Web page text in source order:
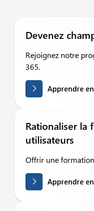
Devenez
Rejoignez notre
365.
Apprendre
Rationaliser la
utilisateurs
Offrir une
Apprendre